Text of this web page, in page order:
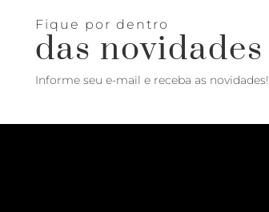
Fique por dentro
das novidades
Informe seu e-mail e receba as novidades!